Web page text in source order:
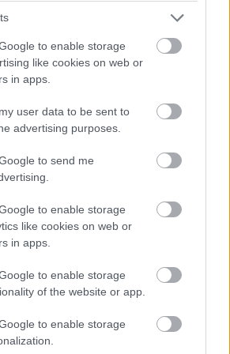
to enable storage
like cookies on web or
in apps.
user data to be sent to
advertising purposes.
to send me
to enable storage
like cookies on web or
in apps.
to enable storage
of the website or app.
to enable storage
#iphone
vállalatok is
az
elleni